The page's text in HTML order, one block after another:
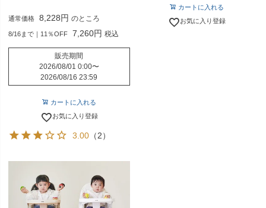
通常価格 8,228 のところ
8/16まで｜11％OFF 7,260 税込
販売期間
2026/08/01 0:00〜
2026/08/16 23:59
カートに入れる
お気に入り登録
3.00（2）
カートに入れる
お気に入り登録